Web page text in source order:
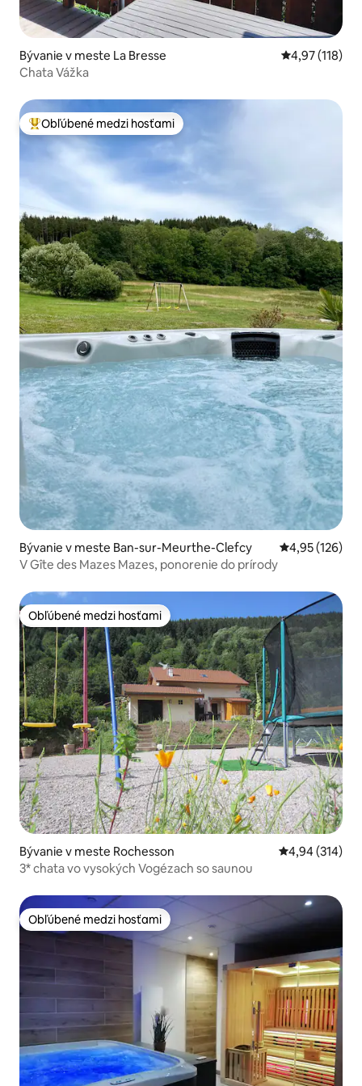
Bývanie v meste La Bresse Priemerné
4,97 (118)
Chata Vážka
Najobľúbenejšie medzi hosťami
Obľúbené medzi hosťami
Bývanie v meste Ban-sur-Meurthe-Clefcy Priemerné
4,95 (126)
V Gîte des Mazes Mazes, ponorenie do prírody
Obľúbené medzi hosťami
Obľúbené medzi hosťami
Bývanie v meste Rochesson Priemerné
4,94 (314)
3* chata vo vysokých Vogézach so saunou
Obľúbené medzi hosťami
Obľúbené medzi hosťami